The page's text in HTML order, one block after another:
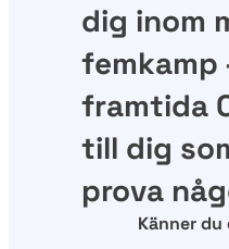
dig inom
femkamp
framtida
till dig
prova
Känner